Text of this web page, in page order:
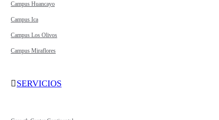
Campus Huancayo
Campus Ica
Campus Los Olivos
Campus Miraflores
SERVICIOS